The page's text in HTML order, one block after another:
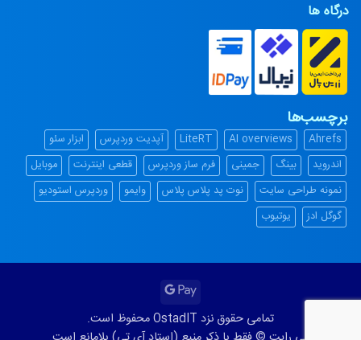
درگاه ها
برچسب‌ها
Ahrefs
AI overviews
LiteRT آپدیت وردپرس
ابزار سئو
اندروید
بینگ جمینی فرم ساز وردپرس قطعی اینترنت
موبایل
نمونه طراحی سایت
نوت پد پلاس پلاس وایمو
وردپرس استودیو
گوگل ادز
یوتیوب
Google
Pay
تمامی حقوق نزد OstadIT محفوظ است.